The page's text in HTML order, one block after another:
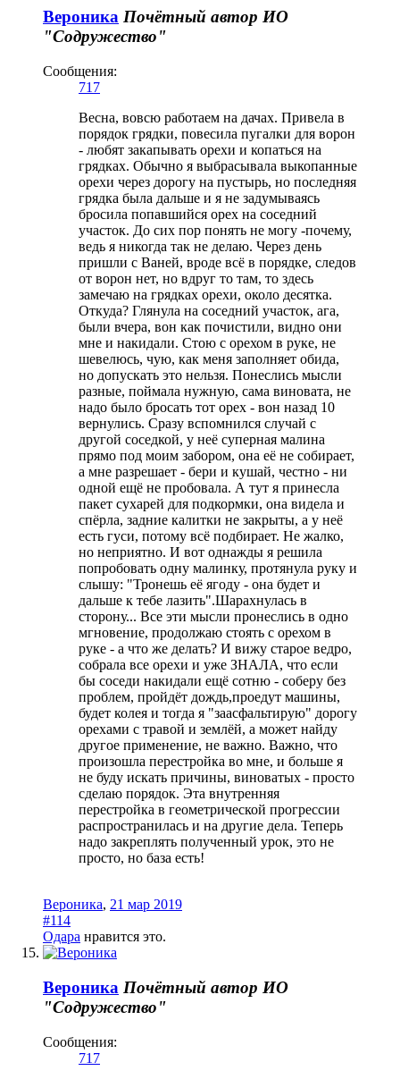
Вероника Почётный автор ИО
"Содружество"
Сообщения:
717
Весна, вовсю работаем на дачах. Привела в
порядок грядки, повесила пугалки для ворон
- любят закапывать орехи и копаться на
грядках. Обычно я выбрасывала выкопанные
орехи через дорогу на пустырь, но последняя
грядка была дальше и я не задумываясь
бросила попавшийся орех на соседний
участок. До сих пор понять не могу -почему,
ведь я никогда так не делаю. Через день
пришли с Ваней, вроде всё в порядке, следов
от ворон нет, но вдруг то там, то здесь
замечаю на грядках орехи, около десятка.
Откуда? Глянула на соседний участок, ага,
были вчера, вон как почистили, видно они
мне и накидали. Стою с орехом в руке, не
шевелюсь, чую, как меня заполняет обида,
но допускать это нельзя. Понеслись мысли
разные, поймала нужную, сама виновата, не
надо было бросать тот орех - вон назад 10
вернулись. Сразу вспомнился случай с
другой соседкой, у неё суперная малина
прямо под моим забором, она её не собирает,
а мне разрешает - бери и кушай, честно - ни
одной ещё не пробовала. А тут я принесла
пакет сухарей для подкормки, она видела и
спёрла, задние калитки не закрыты, а у неё
есть гуси, потому всё подбирает. Не жалко,
но неприятно. И вот однажды я решила
попробовать одну малинку, протянула руку и
слышу: "Тронешь её ягоду - она будет и
дальше к тебе лазить".Шарахнулась в
сторону... Все эти мысли пронеслись в одно
мгновение, продолжаю стоять с орехом в
руке - а что же делать? И вижу старое ведро,
собрала все орехи и уже ЗНАЛА, что если
бы соседи накидали ещё сотню - соберу без
проблем, пройдёт дождь,проедут машины,
будет колея и тогда я "заасфальтирую" дорогу
орехами с травой и землёй, а может найду
другое применение, не важно. Важно, что
произошла перестройка во мне, и больше я
не буду искать причины, виноватых - просто
сделаю порядок. Эта внутренняя
перестройка в геометрической прогрессии
распространилась и на другие дела. Теперь
надо закреплять полученный урок, это не
просто, но база есть!
Вероника, 21 мар 2019
#114
Одара нравится это.
Вероника Почётный автор ИО
"Содружество"
Сообщения:
717